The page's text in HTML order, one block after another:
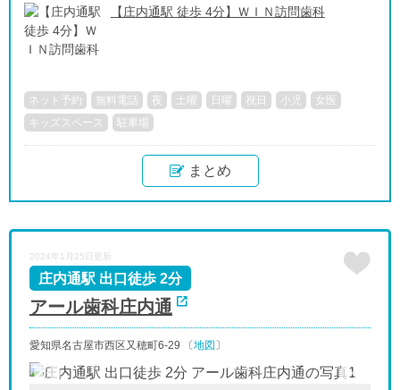
【庄内通駅 徒歩 4分】ＷＩＮ訪問歯科
ネット予約 無料電話 夜 土曜 日曜 祝日 小児
女医
キッズスペース
駐車場
まとめ
2024年1月25日更新
アール歯科庄内通
庄内通駅 出口徒歩 2分
愛知県名古屋市西区又穂町6-29 〔地図 〕